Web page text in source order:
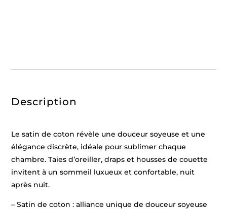
Taupe
(50
xDescription
Le satin de coton révèle une douceur soyeuse et une
élégance discrète, idéale pour sublimer chaque
chambre. Taies d’oreiller, draps et housses de couette
invitent à un sommeil luxueux et confortable, nuit
après nuit.
– Satin de coton : alliance unique de douceur soyeuse